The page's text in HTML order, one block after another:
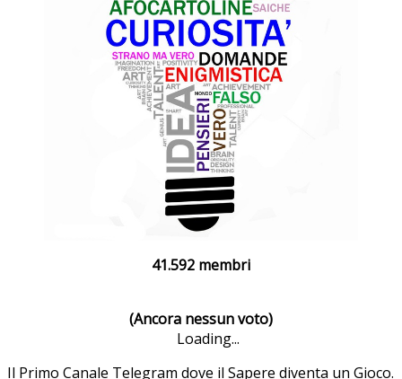
41.592 membri
(Ancora nessun voto)
Loading...
Il Primo Canale Telegram dove il Sapere diventa un Gioco.